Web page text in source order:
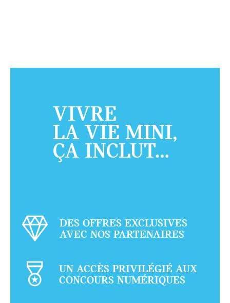
VIVRE
LA VIE MINI,
ÇA INCLUT…
DES OFFRES EXCLUSIVES
AVEC NOS PARTENAIRES
UN ACCÈS PRIVILÉGIÉ AUX
CONCOURS NUMÉRIQUES